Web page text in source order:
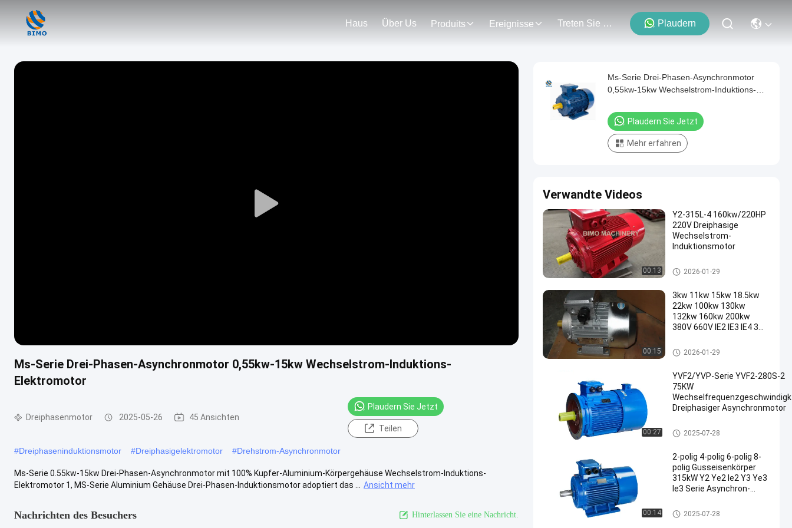
Haus Über Us Produits Ereignisse Treten Sie Mit Uns In Verbindung Plaudern
Play
Ms-Serie Drei-Phasen-Asynchronmotor 0,55kw-15kw Wechselstrom-Induktions-
Elektromotor
Dreiphasenmotor 2025-05-26 45 Ansichten
Plaudern Sie Jetzt
Teilen
#Dreiphaseninduktionsmotor #Dreiphasigelektromotor #Drehstrom-Asynchronmotor
Ms-Serie 0.55kw-15kw Drei-Phasen-Asynchronmotor mit 100% Kupfer-Aluminium-Körpergehäuse Wechselstrom-Induktions-
Elektromotor 1, MS-Serie Aluminium Gehäuse Drei-Phasen-Induktionsmotor adoptiert das ...
Ansicht mehr
Nachrichten des Besuchers Hinterlassen Sie eine Nachricht.
Ms-Serie Drei-Phasen-Asynchronmotor
0,55kw-15kw Wechselstrom-Induktions-
Plaudern Sie Jetzt
Mehr erfahren
Verwandte Videos
00:13
Y2-315L-4 160kw/220HP
220V Dreiphasige
Wechselstrom-
Induktionsmotor
Dreiphasenmotor
2026-01-29
00:15
3kw 11kw 15kw 18.5kw
22kw 100kw 130kw
132kw 160kw 200kw
380V 660V IE2 IE3 IE4 3
Dreiphasenmotor
2026-01-29
00:27
YVF2/YVP-Serie YVF2-280S-2
75KW
Dreiphasiger Asynchronmotor
Elektromotor Wechselstroms
2025-07-28
00:14
2-polig 4-polig 6-polig 8-
polig Gusseisenkörper
315kW Y2 Ye2 Ie2 Y3 Ye3
Ie3 Serie Asynchron-
Elektromotor
Dreiphasenmotor
2025-07-28